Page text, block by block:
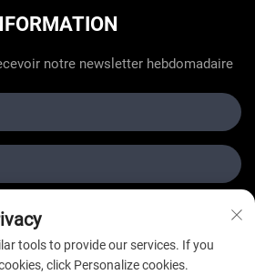
notre newsletter hebdomadaire
Soumettre
tools to provide our services. If you
click Personalize cookies.